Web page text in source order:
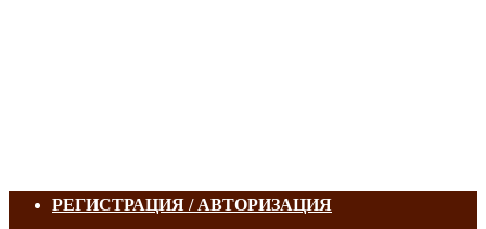
РЕГИСТРАЦИЯ / АВТОРИЗАЦИЯ